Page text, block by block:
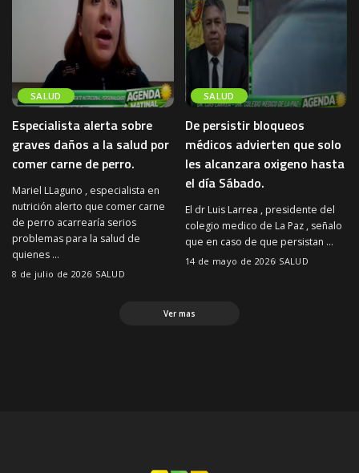
SALUD
Especialista alerta sobre
graves daños a la salud por
comer carne de perro.
Mariel LLaguno , especialista en
nutrición alerto que comer carne
de perro acarrearía serios
problemas para la salud de
quienes ...
8 de julio de 2026 SALUD
SALUD
De persistir bloqueos
médicos advierten que solo
les alcanzara oxigeno hasta
el día Sábado.
El dr Luis Larrea , presidente del
colegio medico de La Paz , señalo
que en caso de que persistan ...
14 de mayo de 2026 SALUD
Ver mas